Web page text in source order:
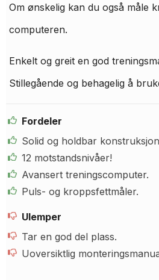
Om ønskelig kan du også måle
computeren.
Enkelt og greit en god
Stillegående og behagelig å
Fordeler
Solid og holdbar
12 motstandsnivåer!
Avansert treningscomputer.
Puls- og kroppsfettmåler.
Ulemper
Tar en god del plass.
Uoversiktlig